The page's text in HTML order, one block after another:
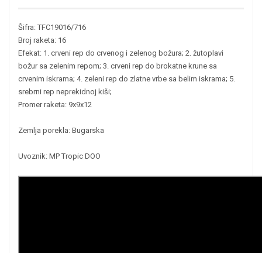
Šifra: TFC19016/716
Broj raketa: 16
Efekat: 1. crveni rep do crvenog i zelenog božura; 2. žutoplavi
božur sa zelenim repom; 3. crveni rep do brokatne krune sa
crvenim iskrama; 4. zeleni rep do zlatne vrbe sa belim iskrama; 5.
srebrni rep neprekidnoj kiši;
Promer raketa: 9x9x12
Zemlja porekla: Bugarska
Uvoznik: MP Tropic DOO